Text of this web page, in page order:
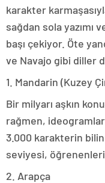
karakter
sağdan sola yazımı
başı çekiyor. Öte
ve Navajo gibi diller
1. Mandarin (Kuzey
Bir milyarı aşkın
rağmen,
3.000 karakterin
seviyesi,
2. Arapça